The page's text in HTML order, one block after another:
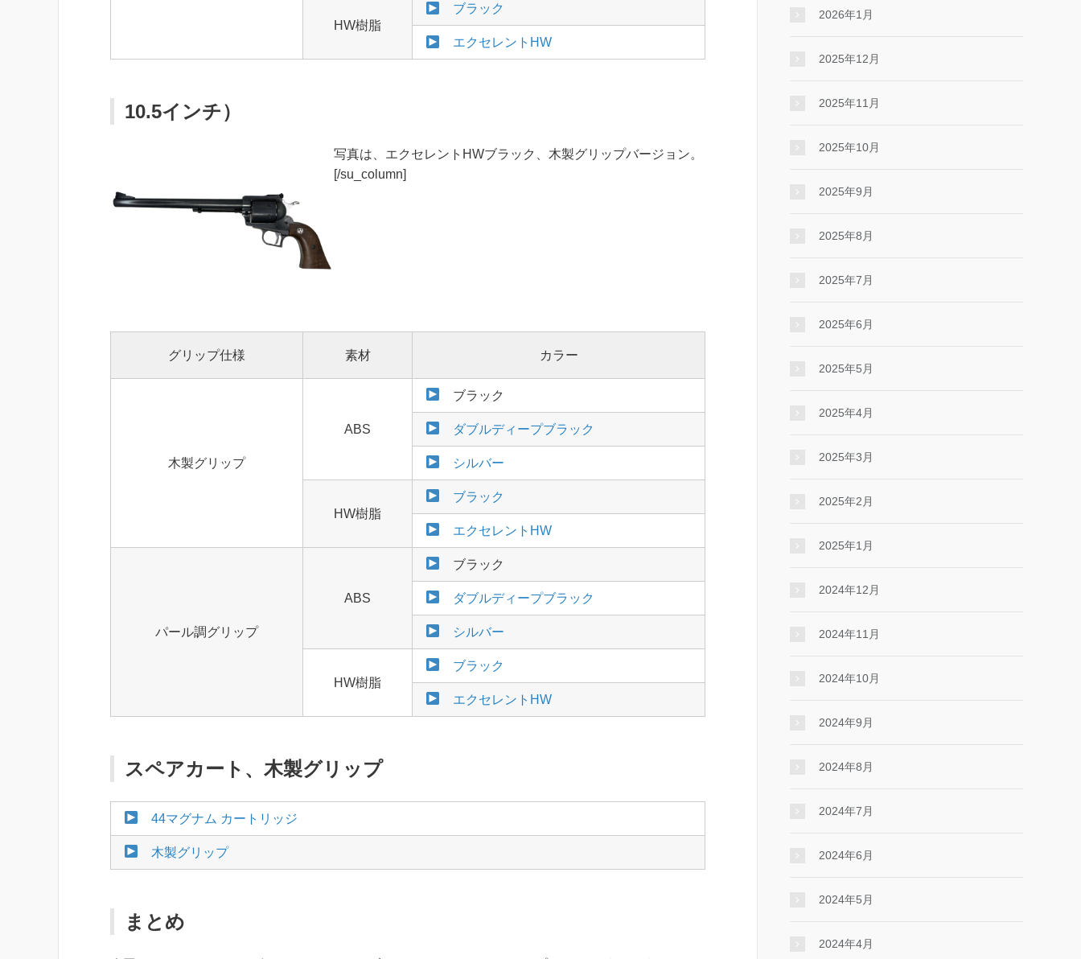
HW樹脂
ブラック
エクセレントHW
10.5インチ）
写真は、エクセレントHWブラック、木製グリップバージョン。
[/su_column]
グリップ仕様 素材 カラー
木製グリップ
ABS
ブラック
ダブルディープブラック
シルバー
HW樹脂
ブラック
エクセレントHW
パール調グリップ
ABS
ブラック
ダブルディープブラック
シルバー
HW樹脂
ブラック
エクセレントHW
スペアカート、木製グリップ
44マグナム カートリッジ
木製グリップ
まとめ
2026年1月
2025年12月
2025年11月
2025年10月
2025年9月
2025年8月
2025年7月
2025年6月
2025年5月
2025年4月
2025年3月
2025年2月
2025年1月
2024年12月
2024年11月
2024年10月
2024年9月
2024年8月
2024年7月
2024年6月
2024年5月
2024年4月